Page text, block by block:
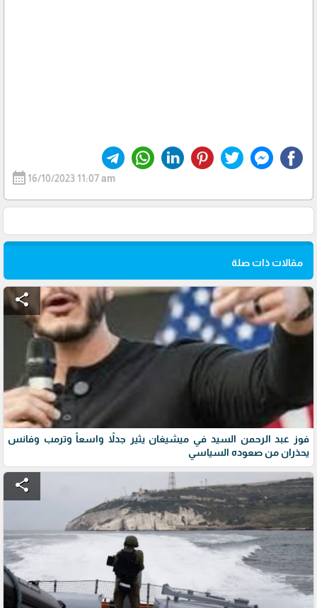
calendar_month 16/10/2023 11:07 am
مقالات ذات صلة
share
فوز عبد الرحمن السيد في ميشيغان يثير جدلاً واسعاً وترمب وفانس
يحذران من صعوده السياسي
share